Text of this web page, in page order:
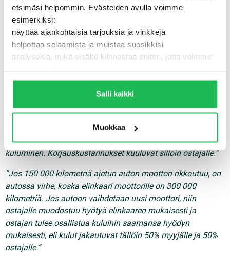
etsimäsi helpommin. Evästeiden avulla voimme
esimerkiksi:
näyttää ajankohtaisia tarjouksia ja vinkkejä
helpottaa selaamista ja muistaa suosikkisi
analysoida, mikä sisältö kiinnostaa eniten, jotta voimme
Lisäksi voimme jakaa näitä tietoja luotettujen
kumppaneidemme kanssa, jotta saat mahdollisimman
relevantteja mainoksia ja sisältöä. Valitsemalla ”Salli
mahdollisella tavalla ja saat juuri sinulle räätälöityä
hyötyä.
Salli kaikki
Muokkaa
Käytännön esimerkkejä
”Jos 2010 käyttöön otetun matkailuauton asunto-osan
laturi/sähköpääkeskus rikkoutuu, syynä on lähtökohtaisesti
elektroniikan käyttöiän päättyminen eli ns. luonnollinen
kuluminen. Korjauskustannukset kuuluvat silloin ostajalle.”
”Jos 150 000 kilometriä ajetun auton moottori rikkoutuu, on
autossa virhe, koska elinkaari moottorille on 300 000
kilometriä. Jos autoon vaihdetaan uusi moottori, niin
ostajalle muodostuu hyötyä elinkaaren mukaisesti ja
ostajan tulee osallistua kuluihin saamansa hyödyn
mukaisesti, eli kulut jakautuvat tällöin 50% myyjälle ja 50%
ostajalle.”